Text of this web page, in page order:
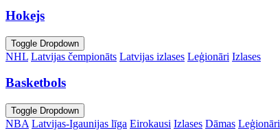
Hokejs
Toggle Dropdown
NHL Latvijas čempionāts Latvijas izlases Leģionāri Izlases
Basketbols
Toggle Dropdown
NBA Latvijas-Igaunijas līga Eirokausi Izlases Dāmas Leģionāri